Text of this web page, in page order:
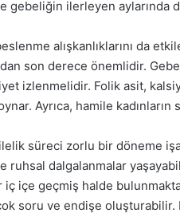
gebeliğin ilerleyen aylarında
alışkanlıklarını da
son derece önemlidir.
izlenmelidir. Folik asit,
Ayrıca, hamile kadınların
süreci zorlu bir döneme
dalgalanmalar
içe geçmiş halde
soru ve endişe oluşturabilir.